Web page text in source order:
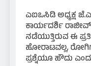
ಎಐಒಸಿಡಿ ಅಧ್ಯಕ್ಷ
ಕಾರ್ಯದರ್ಶಿ ರಾಜೀವ್
ನಡೆಯುತ್ತಿರುವ ಈ
ಹೋರಾಟವಲ್ಲ,
ಪ್ರಶ್ನೆಯೂ ಹೌದು